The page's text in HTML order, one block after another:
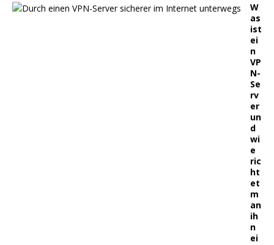
W
as
ist
ei
n
VP
N-
Se
rv
er
un
d
wi
e
ric
ht
et
m
an
ih
n
ei